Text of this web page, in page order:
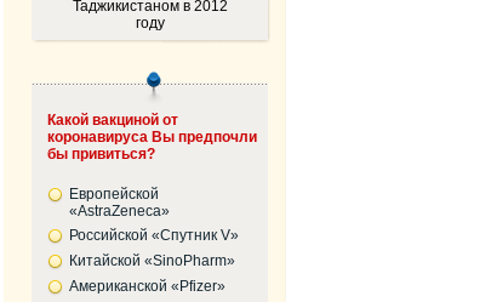
Таджикистаном в 2012
году
Какой вакциной от
коронавируса Вы предпочли
бы привиться?
Европейской
«AstraZeneca»
Российской «Спутник V»
Китайской «SinoPharm»
Американской «Pfizer»